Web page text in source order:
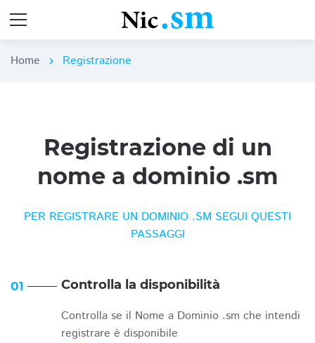
Home chevron_right Registrazione
Registrazione di un
nome a dominio .sm
PER REGISTRARE UN DOMINIO .SM SEGUI QUESTI
PASSAGGI
01 Controlla la disponibilità
Controlla se il Nome a Dominio .sm che intendi
registrare è disponibile